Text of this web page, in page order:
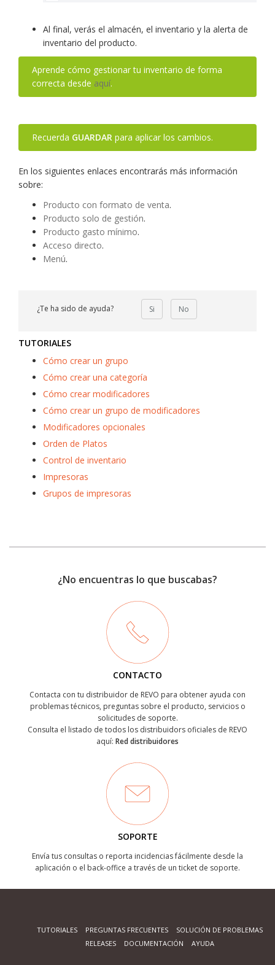
Al final, verás el almacén, el inventario y la alerta de
inventario del producto.
Aprende cómo gestionar tu inventario de forma
correcta desde aquí.
Recuerda GUARDAR para aplicar los cambios.
En los siguientes enlaces encontrarás más información
sobre:
Producto con formato de venta.
Producto solo de gestión.
Producto gasto mínimo.
Acceso directo.
Menú.
¿Te ha sido de ayuda? Si No
TUTORIALES
Cómo crear un grupo
Cómo crear una categoría
Cómo crear modificadores
Cómo crear un grupo de modificadores
Modificadores opcionales
Orden de Platos
Control de inventario
Impresoras
Grupos de impresoras
¿No encuentras lo que buscabas?
CONTACTO
Contacta con tu distribuidor de REVO para obtener ayuda con
problemas técnicos, preguntas sobre el producto, servicios o
solicitudes de soporte.
Consulta el listado de todos los distribuidors oficiales de REVO
aquí: Red distribuidores
SOPORTE
Envía tus consultas o reporta incidencias fácilmente desde la
aplicación o el back-office a través de un ticket de soporte.
TUTORIALES PREGUNTAS FRECUENTES
SOLUCIÓN DE PROBLEMAS
RELEASES
DOCUMENTACIÓN AYUDA